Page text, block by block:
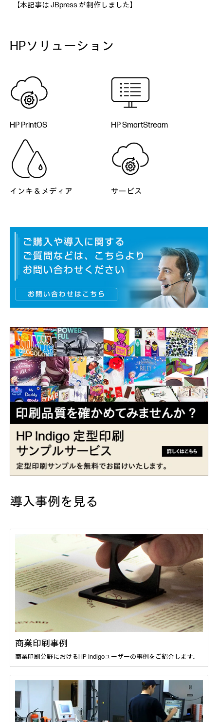
【本記事は JBpress が制作しました】
HPソリューション
HP PrintOS HP SmartStream
インキ & メディア サービス
導入事例を見る
商業印刷事例
商業印刷分野におけるHP Indigoユーザーの事例をご紹介します。